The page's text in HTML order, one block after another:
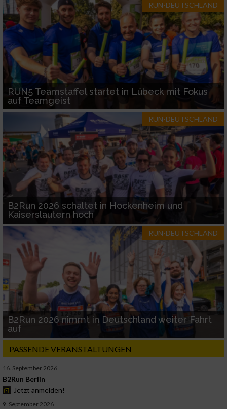
RUN-DEUTSCHLAND
RUN5 Teamstaffel startet in Lübeck mit Fokus
auf Teamgeist
RUN-DEUTSCHLAND
B2Run 2026 schaltet in Hockenheim und
Kaiserslautern hoch
RUN-DEUTSCHLAND
B2Run 2026 nimmt in Deutschland weiter Fahrt
auf
PASSENDE VERANSTALTUNGEN
16. September 2026
B2Run Berlin
Jetzt anmelden!
9. September 2026